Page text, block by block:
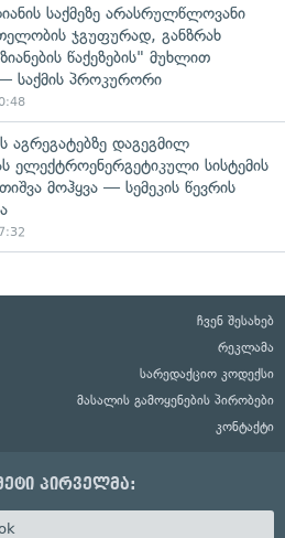
საქმეზე არასრულწლოვანი
ჯგუფურად, განზრახ
წაქეზების" მუხლით
საქმის პროკურორი
აგრეგატებზე დაგეგმილ
ელექტროენერგეტიკული სისტემის
მოჰყვა — სემეკის წევრის
ჩვენ შესახებ
რეკლამა
სარედაქციო კოდექსი
მასალის გამოყენების პირობები
კონტაქტი
პირველმა: